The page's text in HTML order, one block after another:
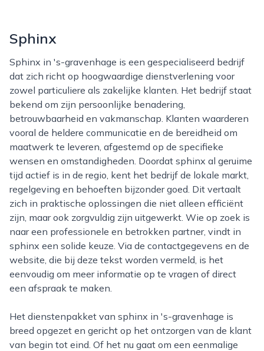
Sphinx
Sphinx in 's-gravenhage is een gespecialiseerd bedrijf
dat zich richt op hoogwaardige dienstverlening voor
zowel particuliere als zakelijke klanten. Het bedrijf staat
bekend om zijn persoonlijke benadering,
betrouwbaarheid en vakmanschap. Klanten waarderen
vooral de heldere communicatie en de bereidheid om
maatwerk te leveren, afgestemd op de specifieke
wensen en omstandigheden. Doordat sphinx al geruime
tijd actief is in de regio, kent het bedrijf de lokale markt,
regelgeving en behoeften bijzonder goed. Dit vertaalt
zich in praktische oplossingen die niet alleen efficiënt
zijn, maar ook zorgvuldig zijn uitgewerkt. Wie op zoek is
naar een professionele en betrokken partner, vindt in
sphinx een solide keuze. Via de contactgegevens en de
website, die bij deze tekst worden vermeld, is het
eenvoudig om meer informatie op te vragen of direct
een afspraak te maken.
Het dienstenpakket van sphinx in 's-gravenhage is
breed opgezet en gericht op het ontzorgen van de klant
van begin tot eind. Of het nu gaat om een eenmalige